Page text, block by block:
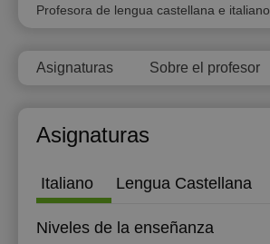
Profesora de lengua castellana e italiano
Asignaturas Sobre el profesor
Asignaturas
Italiano Lengua Castellana
Niveles de la enseñanza